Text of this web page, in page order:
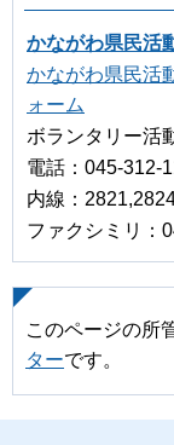
かながわ県民活
かながわ県民活
ォーム
ボランタリー活
電話：045-312-
内線：
ファクシミリ：
このページの所
ターです。